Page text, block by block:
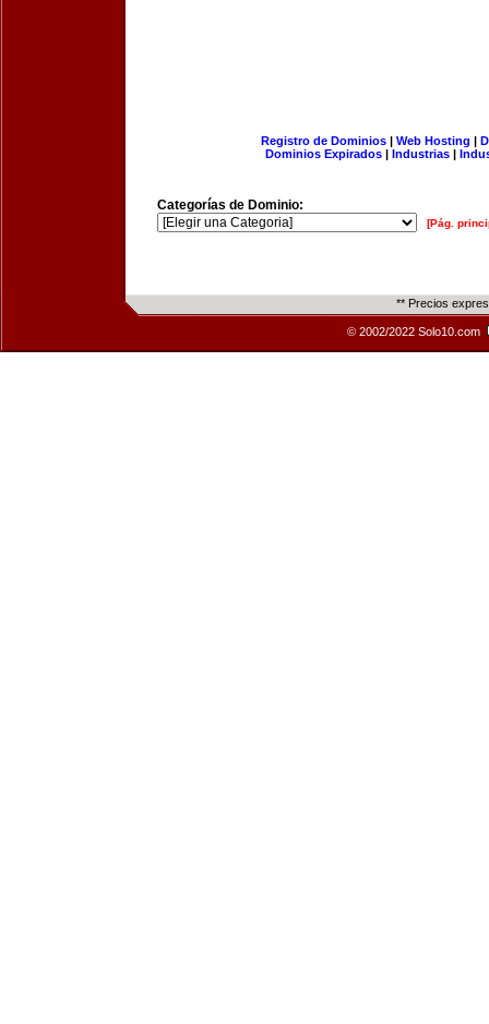
Registro de Dominios| Web Hosting |
Dominios Expirados | Industrias |
Categorías de Dominio:
[Pág.
** Precios
© 2002/2022 Solo10.com